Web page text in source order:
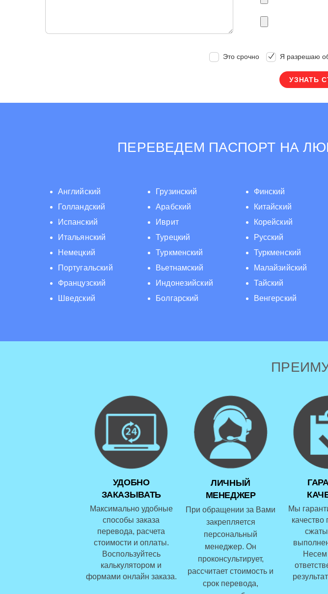
Это срочно Я разрешаю
ПЕРЕВЕДЕМ ПАСПОРТ НА
Английский
Голландский
Испанский
Итальянский
Немецкий
Португальский
Французский
Шведский
Грузинский
Арабский
Иврит
Турецкий
Туркменский
Вьетнамский
Индонезийский
Болгарский
Финский
Китайский
Корейский
Русский
Туркменский
Малайзийский
Тайский
Венгерский
УДОБНО
ЗАКАЗЫВАТЬ
Максимально удобные
способы заказа
перевода, расчета
стоимости и оплаты.
Воспользуйтесь
калькулятором и
формами онлайн заказа.
ЛИЧНЫЙ
МЕНЕДЖЕР
При обращении за Вами
закрепляется
персональный
менеджер. Он
проконсультирует,
рассчитает стоимость и
срок перевода,
Мы
качество